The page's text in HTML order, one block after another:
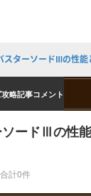
スターソードⅢの性能
略記事コメント
ードⅢの性
計0件